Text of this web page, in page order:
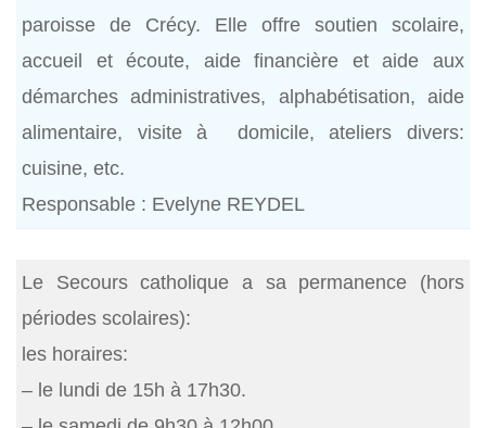
paroisse de Crécy. Elle offre soutien scolaire,
accueil et écoute, aide financière et aide aux
démarches administratives, alphabétisation, aide
alimentaire, visite à domicile, ateliers divers:
cuisine, etc.
Responsable : Evelyne REYDEL
Le Secours catholique a sa permanence (hors
périodes scolaires):
les horaires:
– le lundi de 15h à 17h30.